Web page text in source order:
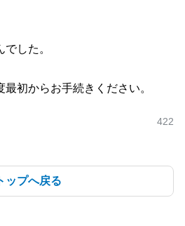
した。
初からお手続きください。
422
トップへ戻る